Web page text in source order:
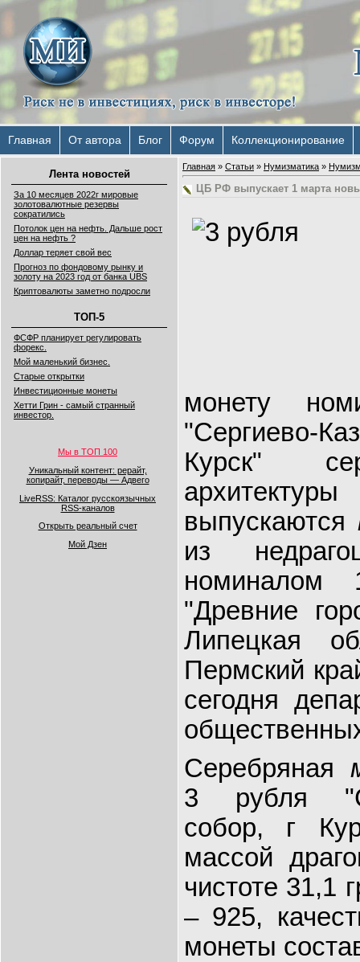
Главная От автора Блог Форум Коллекционирование
Лента новостей
За 10 месяцев 2022г мировые
золотовалютные резервы
сократились
Потолок цен на нефть. Дальше рост
цен на нефть ?
Доллар теряет свой вес
Прогноз по фондовому рынку и
золоту на 2023 год от банка UBS
Криптовалюты заметно подросли
ТОП-5
ФСФР планирует регулировать
форекс.
Мой маленький бизнес.
Старые открытки
Инвестиционные монеты
Хетти Грин - самый странный
инвестор.
Мы в ТОП 100
Уникальный контент: рерайт,
копирайт, переводы — Адвего
LiveRSS: Каталог русскоязычных
RSS-каналов
Открыть реальный счет
Мой Дзен
Главная » Статьи » Нумизматика »
ЦБ РФ выпускает 1 марта
монету
"Сергиево-
Курск"
выпускаются
из
номиналом
"Древние
Липецкая
Пермский
сегодня
Серебряная
3 рубля
собор, г
массой
чистоте 31,1
– 925,
монеты